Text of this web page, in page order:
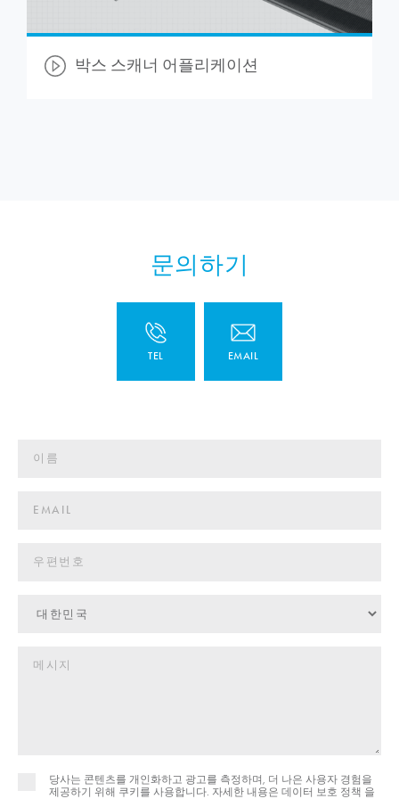
박스 스캐너 어플리케이션
당사는 콘텐츠를 개인화하고 광고를 측정하며, 더 나은 사용자 경험을
제공하기 위해 쿠키를 사용합니다. 자세한 내용은 데이터 보호 정책 을